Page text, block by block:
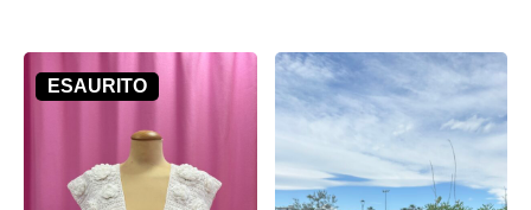
CARRELLO
ESAURITO